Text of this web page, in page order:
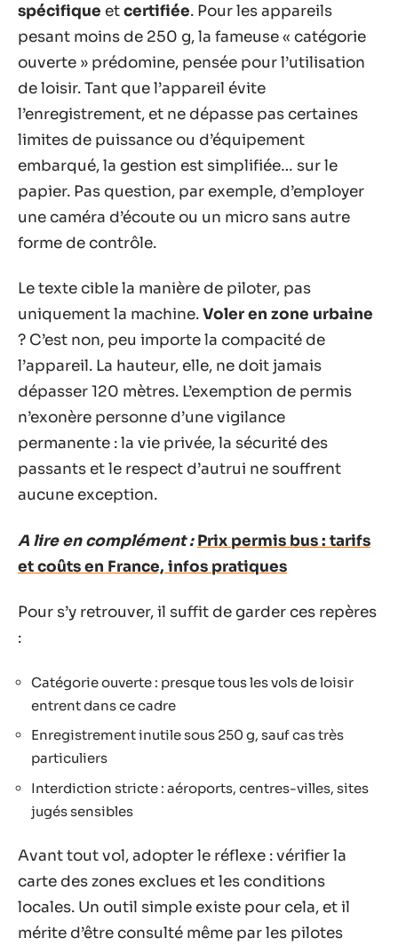
spécifique etcertifiée. Pour les appareils
pesant moins de 250 g, la fameuse « catégorie
ouverte » prédomine, pensée pour l’utilisation
de loisir. Tant que l’appareil évite
l’enregistrement, et ne dépasse pas certaines
limites de puissance ou d’équipement
embarqué, la gestion est simplifiée… sur le
papier. Pas question, par exemple, d’employer
une caméra d’écoute ou un micro sans autre
forme de contrôle.
Le texte cible la manière de piloter, pas
uniquement la machine.Voler en zone urbaine
? C’est non, peu importe la compacité de
l’appareil. La hauteur, elle, ne doit jamais
dépasser 120 mètres. L’exemption de permis
n’exonère personne d’une vigilance
permanente : la vie privée, la sécurité des
passants et le respect d’autrui ne souffrent
aucune exception.
A lire en complément : Prix permis bus : tarifs
et coûts en France, infos pratiques
Pour s’y retrouver, il suffit de garder ces repères
:
Catégorie ouverte : presque tous les vols de loisir
entrent dans ce cadre
Enregistrement inutile sous 250 g, sauf cas très
particuliers
Interdiction stricte : aéroports, centres-villes, sites
jugés sensibles
Avant tout vol, adopter le réflexe : vérifier la
carte des zones exclues et les conditions
locales. Un outil simple existe pour cela, et il
mérite d’être consulté même par les pilotes